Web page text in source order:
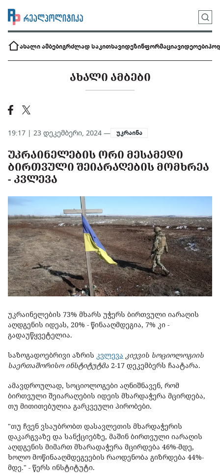
ახალი ამბებიგრძლად საკითხავიდეზინფორმაციავიდეოები
ᲐᲮᲐᲚᲘ ᲐᲛᲑᲔᲑᲘ
19:17 | 23 დეკემბერი, 2024 — უკრაინა
ᲣᲙᲠᲐᲘᲜᲔᲚᲔᲑᲘᲡ ᲝᲠᲘ ᲛᲔᲡᲐᲛᲔᲓᲘ
ᲑᲘᲠᲗᲕᲣᲚᲘ ᲨᲔᲘᲐᲠᲐᲦᲔᲑᲘᲡ ᲛᲝᲛᲮᲠᲔᲐ
- ᲙᲕᲚᲔᲕᲐ
უკრაინელების 73% მხარს უჭერს ბირთვული იარაღის
აღდგენის იდეას, 20% - წინააღმდეგია, 7% კი -
გადაუწყვეტელია.
საზოგადოებრივი აზრის კვლევა კიევის სოციოლოგიის
საერთაშორისო ინსტიტუტმა 2-17 დეკემბერს ჩაატარა.
ამავდროულად, სოციოლოგები აღნიშნავენ, რომ
ბირთვული შეიარაღების იდეის მხარდაჭერა მცირდება,
თუ მითითებულია გარკვეული პირობები.
"თუ ჩვენ ვსაუბრობთ დასავლეთის მხარდაჭერის
დაკარგვაზე და სანქციებზე, მაშინ ბირთვული იარაღის
აღდგენის მიმართ მხარადაჭერა მცირდება 46%-მდე,
ხოლო მოწინააღმდეგეების რაოდენობა გიზრდება 44%-
მდე." - წერს ინსტიტუტი.